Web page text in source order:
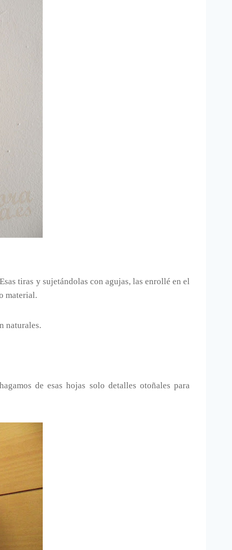
tiras y sujetándolas con agujas, las enrollé en el
material.
naturales.
de esas hojas solo detalles otoñales para